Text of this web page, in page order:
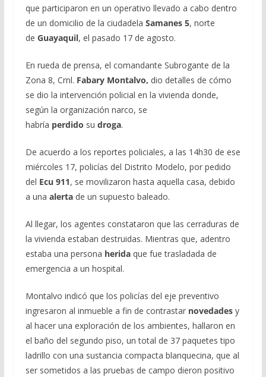
que participaron en un operativo llevado a cabo dentro
de un domicilio de la ciudadela Samanes 5, norte
de Guayaquil, el pasado 17 de agosto.
En rueda de prensa, el comandante Subrogante de la
Zona 8, Crnl. Fabary Montalvo, dio detalles de cómo
se dio la intervención policial en la vivienda donde,
según la organización narco, se
habría perdido su droga.
De acuerdo a los reportes policiales, a las 14h30 de ese
miércoles 17, policías del Distrito Modelo, por pedido
del Ecu 911, se movilizaron hasta aquella casa, debido
a una alerta de un supuesto baleado.
Al llegar, los agentes constataron que las cerraduras de
la vivienda estaban destruidas. Mientras que, adentro
estaba una persona heridaque fue trasladada de
emergencia a un hospital.
Montalvo indicó que los policías del eje preventivo
ingresaron al inmueble a fin de contrastarnovedades y
al hacer una exploración de los ambientes, hallaron en
el baño del segundo piso, un total de 37 paquetes tipo
ladrillo con una sustancia compacta blanquecina, que al
ser sometidos a las pruebas de campo dieron positivo